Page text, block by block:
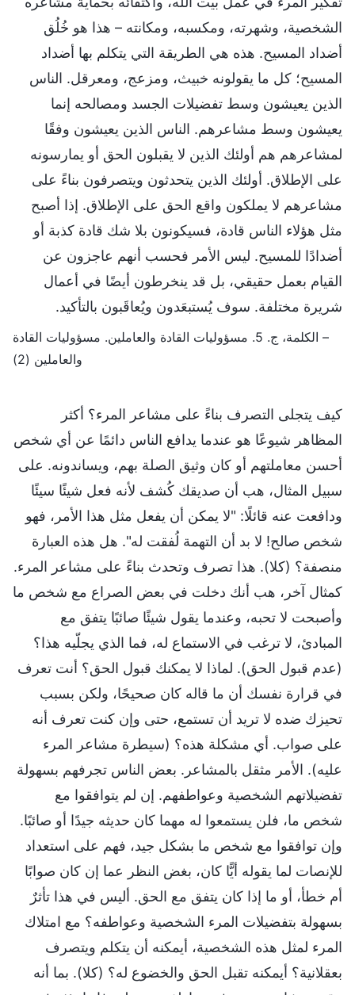
الشخصية، وشهرته، ومكسبه، ومكانته – هذا هو خُلُق
أضداد المسيح. هذه هي الطريقة التي يتكلم بها أضداد
المسيح؛ كل ما يقولونه خبيث، ومزعج، ومعرقل. الناس
الذين يعيشون وسط تفضيلات الجسد ومصالحه إنما
يعيشون وسط مشاعرهم. الناس الذين يعيشون وفقًا
لمشاعرهم هم أولئك الذين لا يقبلون الحق أو يمارسونه
على الإطلاق. أولئك الذين يتحدثون ويتصرفون بناءً على
مشاعرهم لا يملكون واقع الحق على الإطلاق. إذا أصبح
مثل هؤلاء الناس قادة، فسيكونون بلا شك قادة كذبة أو
أضدادًا للمسيح. ليس الأمر فحسب أنهم عاجزون عن
القيام بعمل حقيقي، بل قد ينخرطون أيضًا في أعمال
شريرة مختلفة. سوف يُستبعَدون ويُعاقَبون بالتأكيد.
– الكلمة، ج. 5. مسؤوليات القادة والعاملين. مسؤوليات القادة
والعاملين (2)
كيف يتجلى التصرف بناءً على مشاعر المرء؟ أكثر
المظاهر شيوعًا هو عندما يدافع الناس دائمًا عن أي شخص
أحسن معاملتهم أو كان وثيق الصلة بهم، ويساندونه. على
سبيل المثال، هب أن صديقك كُشف لأنه فعل شيئًا سيئًا
ودافعت عنه قائلًا: "لا يمكن أن يفعل مثل هذا الأمر، فهو
شخص صالح! لا بد أن التهمة لُفقت له". هل هذه العبارة
منصفة؟ (كلا). هذا تصرف وتحدث بناءً على مشاعر المرء.
كمثال آخر، هب أنك دخلت في بعض الصراع مع شخص ما
وأصبحت لا تحبه، وعندما يقول شيئًا صائبًا يتفق مع
المبادئ، لا ترغب في الاستماع له، فما الذي يجلّيه هذا؟
(عدم قبول الحق). لماذا لا يمكنك قبول الحق؟ أنت تعرف
في قرارة نفسك أن ما قاله كان صحيحًا، ولكن بسبب
تحيزك ضده لا تريد أن تستمع، حتى وإن كنت تعرف أنه
على صواب. أي مشكلة هذه؟ (سيطرة مشاعر المرء
عليه). الأمر مثقل بالمشاعر. بعض الناس تجرفهم بسهولة
تفضيلاتهم الشخصية وعواطفهم. إن لم يتوافقوا مع
شخص ما، فلن يستمعوا له مهما كان حديثه جيدًا أو صائبًا.
وإن توافقوا مع شخص ما بشكل جيد، فهم على استعداد
للإنصات لما يقوله أيًّا كان، بغض النظر عما إن كان صوابًا
أم خطأ، أو ما إذا كان يتفق مع الحق. أليس في هذا تأثرٌ
بسهولة بتفضيلات المرء الشخصية وعواطفه؟ مع امتلاك
المرء لمثل هذه الشخصية، أيمكنه أن يتكلم ويتصرف
بعقلانية؟ أيمكنه تقبل الحق والخضوع له؟ (كلا). بما أنه